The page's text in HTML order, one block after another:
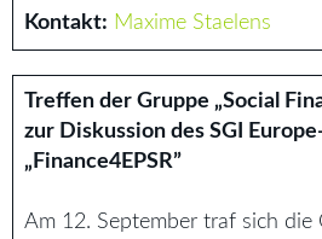
Kontakt: Maxime Staelens
Treffen der Gruppe „Social
zur Diskussion des SGI
„Finance4EPSR”
Am 12. September traf sich die